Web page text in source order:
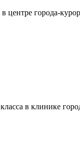
города-
в клинике